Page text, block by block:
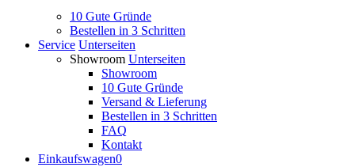
10 Gute Gründe
Bestellen in 3 Schritten
Service Unterseiten
Showroom Unterseiten
Showroom
10 Gute Gründe
Versand & Lieferung
Bestellen in 3 Schritten
FAQ
Kontakt
Einkaufswagen0